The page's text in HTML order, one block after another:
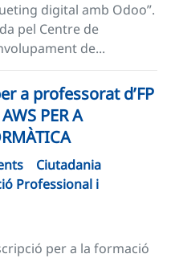
digital amb Odoo”.
pel Centre de
de...
a professorat d’FP
PER A
Ciutadania
Professional i
per a la formació